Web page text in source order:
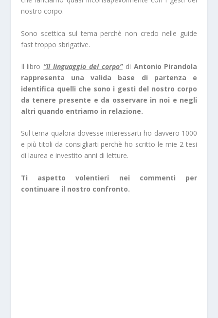
nostro corpo.
Sono scettica sul tema perchè non credo nelle guide
fast troppo sbrigative.
Il libro “Il linguaggio del corpo”di Antonio Pirandola
rappresenta una valida base di partenza e
identifica quelli che sono i gesti del nostro corpo
da tenere presente e da osservare in noi e negli
altri quando entriamo in relazione.
Sul tema qualora dovesse interessarti ho davvero 1000
e più titoli da consigliarti perchè ho scritto le mie 2 tesi
di laurea e investito anni di letture.
Ti aspetto volentieri nei commenti per
continuare il nostro confronto.